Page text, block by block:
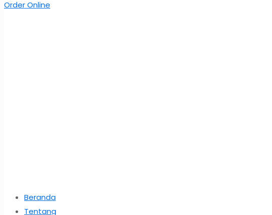
Order Online
Beranda
Tentang